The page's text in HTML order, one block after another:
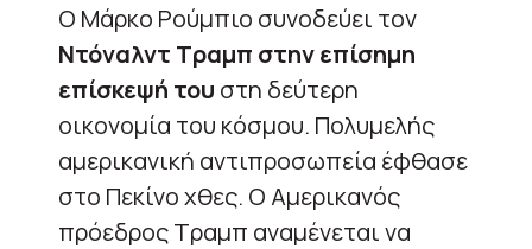
Ο Μάρκο Ρούμπιο συνοδεύει τον
Ντόναλντ Τραμπ στην επίσημη
επίσκεψή του στη δεύτερη
οικονομία του κόσμου. Πολυμελής
αμερικανική αντιπροσωπεία έφθασε
στο Πεκίνο χθες. Ο Αμερικανός
πρόεδρος Τραμπ αναμένεται να